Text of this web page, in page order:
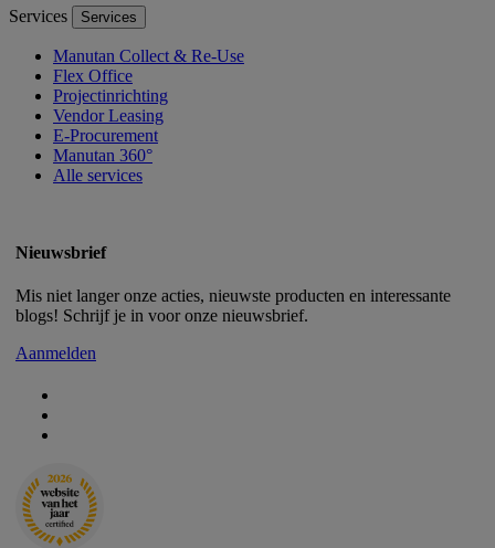
Services Services
Manutan Collect & Re-Use
Flex Office
Projectinrichting
Vendor Leasing
E-Procurement
Manutan 360°
Alle services
Nieuwsbrief
Mis niet langer onze acties, nieuwste producten en interessante
blogs! Schrijf je in voor onze nieuwsbrief.
Aanmelden